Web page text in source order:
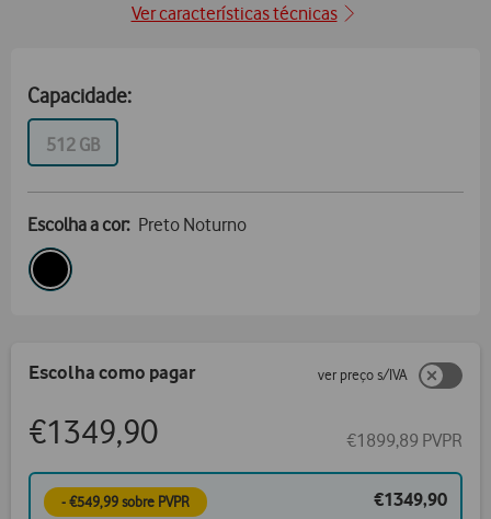
Ver características técnicas
Capacidade:
512 GBGB
Escolha a cor: Preto Noturno
Escolha como pagar ver preço s/IVA
€1349,90 €1899,89 PVPR
- €549,99 sobre PVPR €1349,90